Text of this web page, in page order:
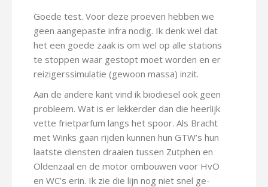
Goede test. Voor deze proeven hebben we
geen aangepaste infra nodig. Ik denk wel dat
het een goede zaak is om wel op alle stations
te stoppen waar gestopt moet worden en er
reizigerssimulatie (gewoon massa) inzit.
Aan de andere kant vind ik biodiesel ook geen
probleem. Wat is er lekkerder dan die heerlijk
vette frietparfum langs het spoor. Als Bracht
met Winks gaan rijden kunnen hun GTW’s hun
laatste diensten draaien tussen Zutphen en
Oldenzaal en de motor ombouwen voor HvO
en WC’s erin. Ik zie die lijn nog niet snel ge-